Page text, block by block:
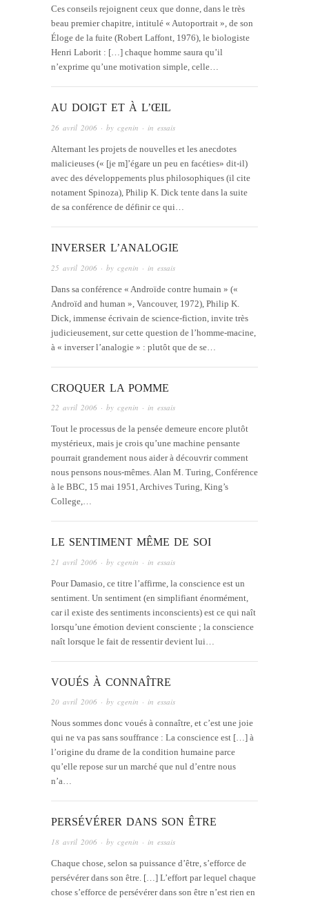
Ces conseils rejoignent ceux que donne, dans le très
beau premier chapitre, intitulé « Autoportrait », de son
Éloge de la fuite (Robert Laffont, 1976), le biologiste
Henri Laborit : […] chaque homme saura qu’il
n’exprime qu’une motivation simple, celle…
AU DOIGT ET À L’ŒIL
26 avril 2006 · by cgenin · in essais
Alternant les projets de nouvelles et les anecdotes
malicieuses (« [je m]’égare un peu en facéties» dit-il)
avec des développements plus philosophiques (il cite
notament Spinoza), Philip K. Dick tente dans la suite
de sa conférence de définir ce qui…
INVERSER L’ANALOGIE
25 avril 2006 · by cgenin · in essais
Dans sa conférence « Androïde contre humain » («
Androïd and human », Vancouver, 1972), Philip K.
Dick, immense écrivain de science-fiction, invite très
judicieusement, sur cette question de l’homme-macine,
à « inverser l’analogie » : plutôt que de se…
CROQUER LA POMME
22 avril 2006 · by cgenin · in essais
Tout le processus de la pensée demeure encore plutôt
mystérieux, mais je crois qu’une machine pensante
pourrait grandement nous aider à découvrir comment
nous pensons nous-mêmes. Alan M. Turing, Conférence
à le BBC, 15 mai 1951, Archives Turing, King’s
College,…
LE SENTIMENT MÊME DE SOI
21 avril 2006 · by cgenin · in essais
Pour Damasio, ce titre l’affirme, la conscience est un
sentiment. Un sentiment (en simplifiant énormément,
car il existe des sentiments inconscients) est ce qui naît
lorsqu’une émotion devient consciente ; la conscience
naît lorsque le fait de ressentir devient lui…
VOUÉS À CONNAÎTRE
20 avril 2006 · by cgenin · in essais
Nous sommes donc voués à connaître, et c’est une joie
qui ne va pas sans souffrance : La conscience est […] à
l’origine du drame de la condition humaine parce
qu’elle repose sur un marché que nul d’entre nous
n’a…
PERSÉVÉRER DANS SON ÊTRE
18 avril 2006 · by cgenin · in essais
Chaque chose, selon sa puissance d’être, s’efforce de
persévérer dans son être. […] L’effort par lequel chaque
chose s’efforce de persévérer dans son être n’est rien en